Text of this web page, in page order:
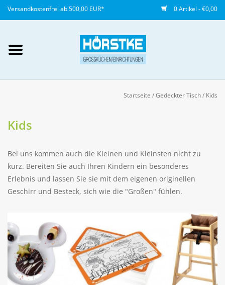
Versandkostenfrei ab 500,00 EUR* 0 Artikel - €0,00
anlegen
Gedeckter Tisch
Buffet
Fingerfood
Aufsteller
Bar
Startseite /Gedeckter Tisch/ Kids
Kids
Bei uns kommen auch die Kleinen und Kleinsten nicht zu
kurz. Bereiten Sie auch Ihren Kindern ein besonderes
Erlebnis und lassen Sie sie mit dem eigenen originellen
Geschirr und Besteck, sich wie die "Großen" fühlen.